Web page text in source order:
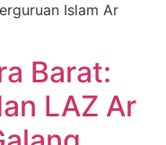
Islam Ar
Barat:
LAZ Ar